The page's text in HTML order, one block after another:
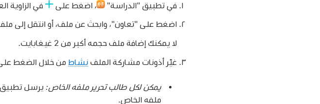
في تطبيق "الدراسة" ، اضغط على في الزاوية
اضغط على "تعاون"، وابحث عن ملف، أو انتقل إلى
لا يمكنك إضافة ملف حجمه أكبر من 2 غيغابايت.
غيّر أذونات مشاركة الملف نشاط من خلال الضغط
يمكن لكل طالب تحرير ملفه الخاص: يرسل
ملفه الخاص.